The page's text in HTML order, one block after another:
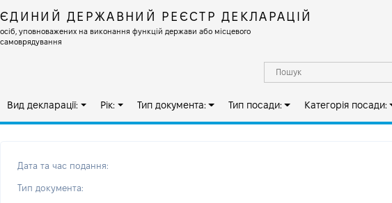
ЄДИНИЙ ДЕРЖАВНИЙ РЕЄСТР ДЕКЛАРАЦІЙ
осіб, уповноважених на виконання функцій держави або місцевого
самоврядування
Вид декларації: Рік: Тип документа: Тип посади: Категорія посади:
Дата та час подання:
Тип документа: